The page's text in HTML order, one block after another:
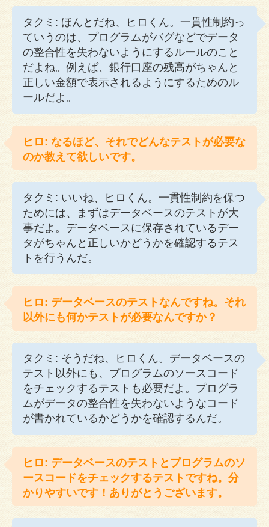
タクミ: ほんとだね、ヒロくん。一貫性制約っ
ていうのは、プログラムがバグなどでデータ
の整合性を失わないようにするルールのこと
だよね。例えば、銀行口座の残高がちゃんと
正しい金額で表示されるようにするためのル
ールだよ。
ヒロ: なるほど、それでどんなテストが必要な
のか教えて欲しいです。
タクミ: いいね、ヒロくん。一貫性制約を保つ
ためには、まずはデータベースのテストが大
事だよ。データベースに保存されているデー
タがちゃんと正しいかどうかを確認するテス
トを行うんだ。
ヒロ: データベースのテストなんですね。それ
以外にも何かテストが必要なんですか？
タクミ: そうだね、ヒロくん。データベースの
テスト以外にも、プログラムのソースコード
をチェックするテストも必要だよ。プログラ
ムがデータの整合性を失わないようなコード
が書かれているかどうかを確認するんだ。
ヒロ: データベースのテストとプログラムのソ
ースコードをチェックするテストですね。分
かりやすいです！ありがとうございます。